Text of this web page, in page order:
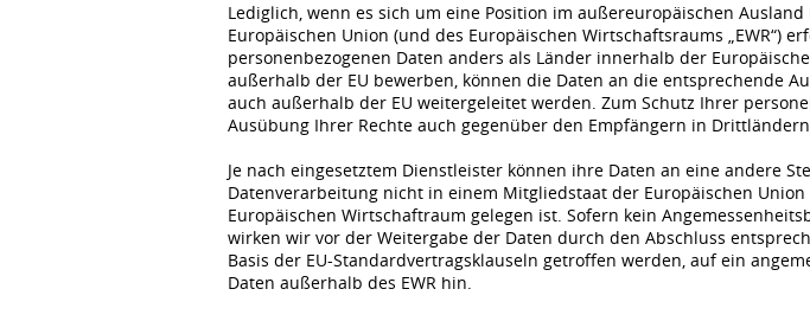
Lediglich, wenn es sich um eine Position im außereuropäischen
Europäischen Union (und des Europäischen Wirtschaftsraums „EWR“)
personenbezogenen Daten anders als Länder innerhalb der
außerhalb der EU bewerben, können die Daten an die entsprechende
auch außerhalb der EU weitergeleitet werden. Zum Schutz Ihrer
Ausübung Ihrer Rechte auch gegenüber den Empfängern in
Je nach eingesetztem Dienstleister können ihre Daten an eine andere
Datenverarbeitung nicht in einem Mitgliedstaat der Europäischen
Europäischen Wirtschaftraum gelegen ist. Sofern kein
wirken wir vor der Weitergabe der Daten durch den Abschluss
Basis der EU-Standardvertragsklauseln getroffen werden, auf ein
Daten außerhalb des EWR hin.